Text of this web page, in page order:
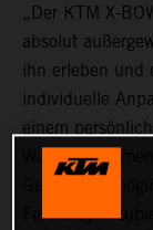
„Der KTM X-
absolut
ihn erleben und
individuelle
einem
Wunsch
Fahrzeug